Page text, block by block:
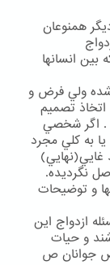
همنوعان
بين انسانها
شده ولي فرض و
تصميم
. اگر شخصي
به كلي مجرد
نگرديده.
و توضيحات
ازدواج اين
و حيات
جوانان ص